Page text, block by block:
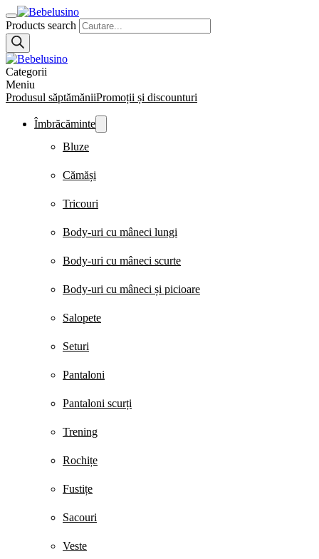
Products search
Categorii
Meniu
Produsul săptămăniiPromoții și discounturi
Îmbrăcăminte
Bluze
Cămăși
Tricouri
Body-uri cu mâneci lungi
Body-uri cu mâneci scurte
Body-uri cu mâneci și picioare
Salopete
Seturi
Pantaloni
Pantaloni scurți
Trening
Rochițe
Fustițe
Sacouri
Veste